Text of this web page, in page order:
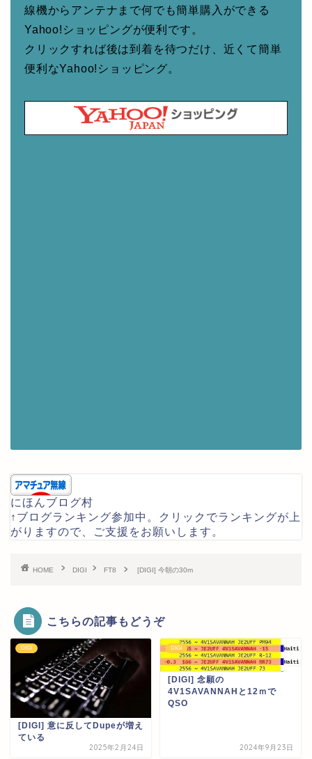
線機からアンテナまで何でも簡単購入ができる
Yahoo!ショッピングが便利です。
クリックすれば後は到着を待つだけ、近くて簡単
便利なYahoo!ショッピング。
にほんブログ村
↑ブログランキング参加中。クリックでランキングが上
がりますので、ご支援をお願いします。
HOME DIGI FT8 [DIGI] 今朝の30m
こちらの記事もどうぞ
DIGI
[DIGI] 意に反してDupeが増え
ている
2025年2月24日
DIGI
[DIGI] 念願の
4V1SAVANNAHと12ｍで
QSO
2024年9月23日